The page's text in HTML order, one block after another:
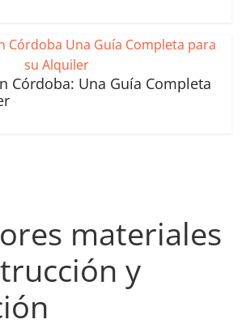
Córdoba: Una Guía Completa
materiales
y